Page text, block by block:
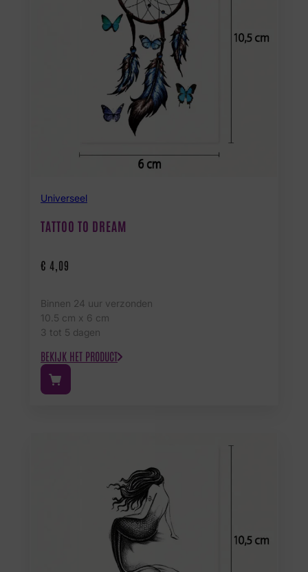
Universeel
TATTOO TO DREAM
€ 4,09
Binnen 24 uur verzonden
10.5 cm x 6 cm
3 tot 5 dagen
BEKIJK HET PRODUCT